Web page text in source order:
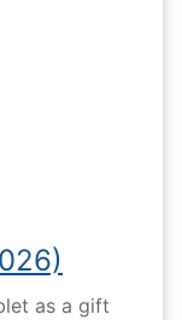
as a gift